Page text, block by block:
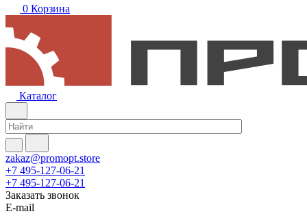
0 Корзина
Каталог
zakaz@promopt.store
+7 495-127-06-21
+7 495-127-06-21
Заказать звонок
E-mail